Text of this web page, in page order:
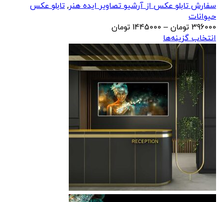
سفارش تابلو عکس از آرشیو تصاویر ایده هنر, تابلو عکس
حیوانات
396000 تومان –
1445000 تومانمحدوده
396000 تومان
تا
1445000 تومان
انتخاب گزینه‌ها